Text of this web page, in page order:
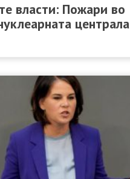
власти: Пожари во
централа